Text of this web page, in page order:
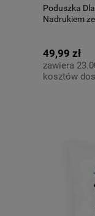
Poduszka
Nadrukiem
49,99 zł
zawiera
kosztów